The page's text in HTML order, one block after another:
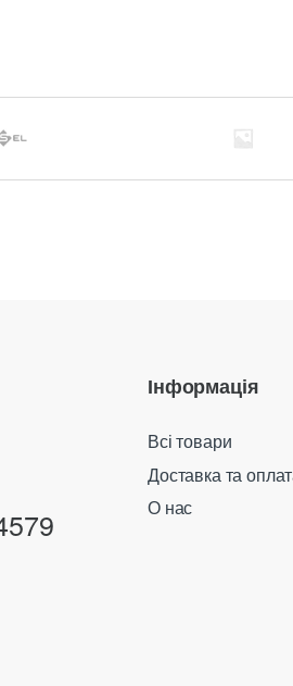
Інформація
Всі товари
Доставка та
О нас